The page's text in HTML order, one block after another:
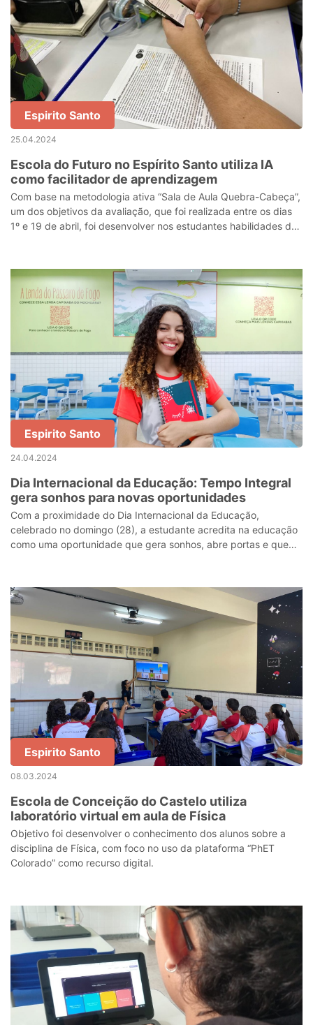
Espirito Santo
25.04.2024
Escola do Futuro no Espírito Santo utiliza IA
como facilitador de aprendizagem
Com base na metodologia ativa “Sala de Aula Quebra-Cabeça”,
um dos objetivos da avaliação, que foi realizada entre os dias
1º e 19 de abril, foi desenvolver nos estudantes habilidades de
Espirito Santo
24.04.2024
Dia Internacional da Educação: Tempo Integral
gera sonhos para novas oportunidades
Com a proximidade do Dia Internacional da Educação,
celebrado no domingo (28), a estudante acredita na educação
como uma oportunidade que gera sonhos, abre portas e que
Espirito Santo
08.03.2024
Escola de Conceição do Castelo utiliza
laboratório virtual em aula de Física
Objetivo foi desenvolver o conhecimento dos alunos sobre a
disciplina de Física, com foco no uso da plataforma “PhET
Colorado” como recurso digital.